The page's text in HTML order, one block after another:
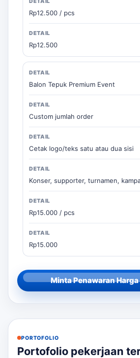
Rp12.500 / pcs
Rp12.500
Balon Tepuk Premium Event
Custom jumlah order
Cetak logo/teks satu atau dua sisi
Konser, supporter, turnamen,
Rp15.000 / pcs
Rp15.000
Minta Penawaran
PORTOFOLIO
Portofolio pekerjaan